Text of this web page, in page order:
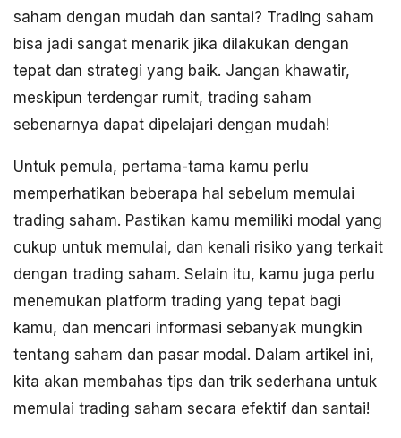
saham dengan mudah dan santai? Trading saham
bisa jadi sangat menarik jika dilakukan dengan
tepat dan strategi yang baik. Jangan khawatir,
meskipun terdengar rumit, trading saham
sebenarnya dapat dipelajari dengan mudah!
Untuk pemula, pertama-tama kamu perlu
memperhatikan beberapa hal sebelum memulai
trading saham. Pastikan kamu memiliki modal yang
cukup untuk memulai, dan kenali risiko yang terkait
dengan trading saham. Selain itu, kamu juga perlu
menemukan platform trading yang tepat bagi
kamu, dan mencari informasi sebanyak mungkin
tentang saham dan pasar modal. Dalam artikel ini,
kita akan membahas tips dan trik sederhana untuk
memulai trading saham secara efektif dan santai!